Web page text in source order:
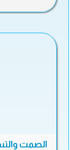
الصمت